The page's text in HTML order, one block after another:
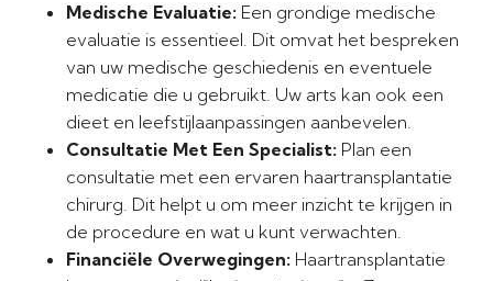
Medische Evaluatie: Een grondige medische
evaluatie is essentieel. Dit omvat het bespreken
van uw medische geschiedenis en eventuele
medicatie die u gebruikt. Uw arts kan ook een
dieet en leefstijlaanpassingen aanbevelen.
Consultatie Met Een Specialist: Plan een
consultatie met een ervaren haartransplantatie
chirurg. Dit helpt u om meer inzicht te krijgen in
de procedure en wat u kunt verwachten.
Financiële Overwegingen: Haartransplantatie